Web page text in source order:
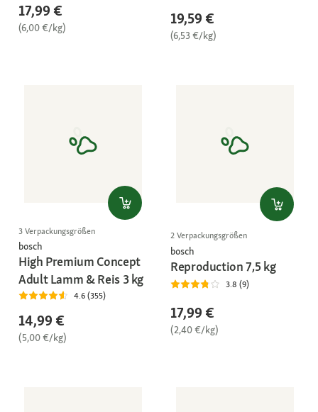
17,99 €
(6,00 €/kg)
19,59 €
(6,53 €/kg)
3 Verpackungsgrößen
bosch
High Premium Concept
Adult Lamm & Reis 3 kg
4.6 (355)
14,99 €
(5,00 €/kg)
2 Verpackungsgrößen
bosch
Reproduction 7,5 kg
3.8 (9)
17,99 €
(2,40 €/kg)